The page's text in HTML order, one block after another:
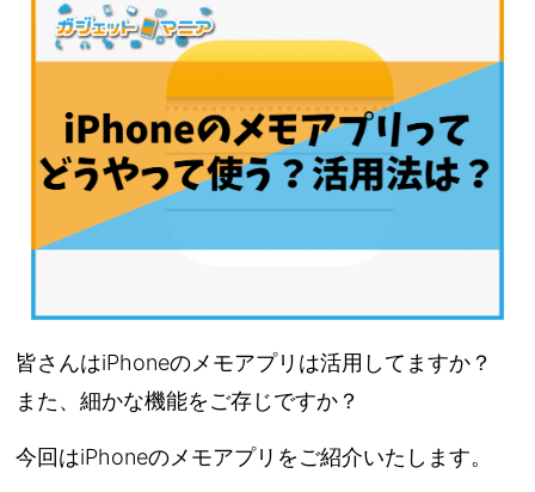
皆さんはiPhoneのメモアプリは活用してますか？
また、細かな機能をご存じですか？
今回はiPhoneのメモアプリをご紹介いたします。